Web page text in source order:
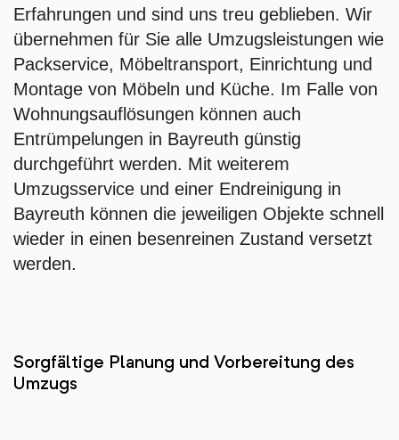
Erfahrungen und sind uns treu geblieben. Wir
übernehmen für Sie alle Umzugsleistungen wie
Packservice, Möbeltransport, Einrichtung und
Montage von Möbeln und Küche. Im Falle von
Wohnungsauflösungen können auch
Entrümpelungen in Bayreuth günstig
durchgeführt werden. Mit weiterem
Umzugsservice und einer Endreinigung in
Bayreuth können die jeweiligen Objekte schnell
wieder in einen besenreinen Zustand versetzt
werden.
Sorgfältige Planung und Vorbereitung des
Umzugs